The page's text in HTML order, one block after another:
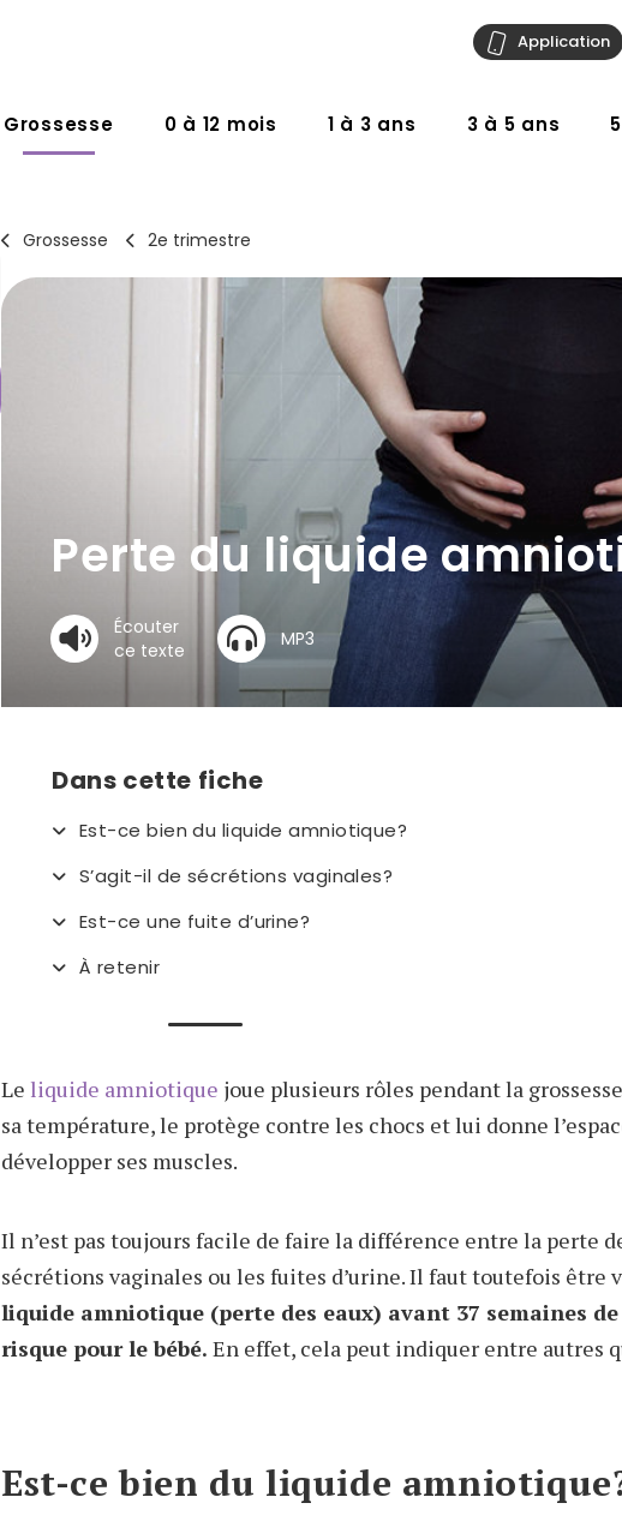
Grossesse 0 à 12 mois 1 à 3 ans 3 à 5 ans
Application
Grossesse 2e trimestre
Perte du liquide
Écouter
ce texte
MP3
Dans cette fiche
Est-ce bien du liquide amniotique?
S’agit-il de sécrétions vaginales?
Est-ce une fuite d’urine?
À retenir
Le liquide amniotique joue plusieurs rôles pendant la
sa température, le protège contre les chocs et lui donne
développer ses muscles.
Il n’est pas toujours facile de faire la différence entre la perte
sécrétions vaginales ou les fuites d’urine. Il faut toutefois être
liquide amniotique (perte des eaux) avant 37 semaines
risque pour le bébé. En effet, cela peut indiquer entre autres
Est-ce bien du liquide